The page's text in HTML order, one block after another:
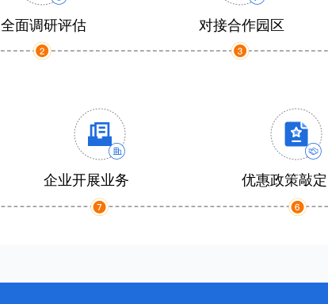
全面调研评估 对接合作园区
企业开展业务 优惠政策敲定